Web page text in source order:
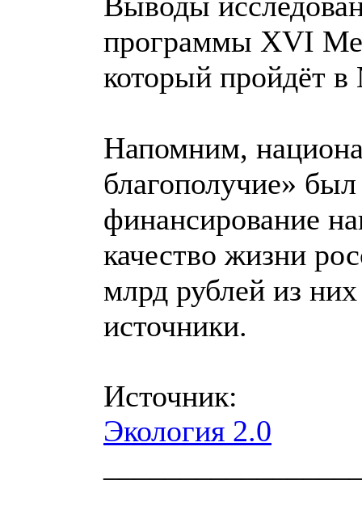
программы XVI
который пройдёт
Напомним,
благополучие»
финансирование
качество жизни
млрд рублей из
источники.
Источник:
Экология 2.0